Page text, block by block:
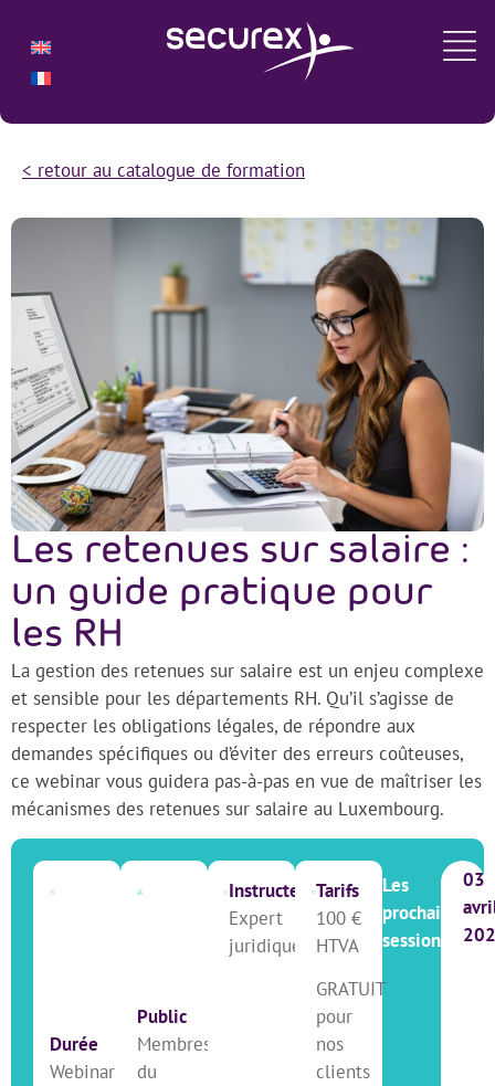
< retour au catalogue de formation
Les retenues sur salaire :
un guide pratique pour
les RH
La gestion des retenues sur salaire est un enjeu complexe
et sensible pour les départements RH. Qu’il s’agisse de
respecter les obligations légales, de répondre aux
demandes spécifiques ou d’éviter des erreurs coûteuses,
ce webinar vous guidera pas-à-pas en vue de maîtriser les
mécanismes des retenues sur salaire au Luxembourg.
Durée
Webinar
Public
Membres
du
Instructeur
Expert
juridique
Tarifs
100 €
HTVA
GRATUIT
pour
nos
clients
Les
prochaines
sessions
03